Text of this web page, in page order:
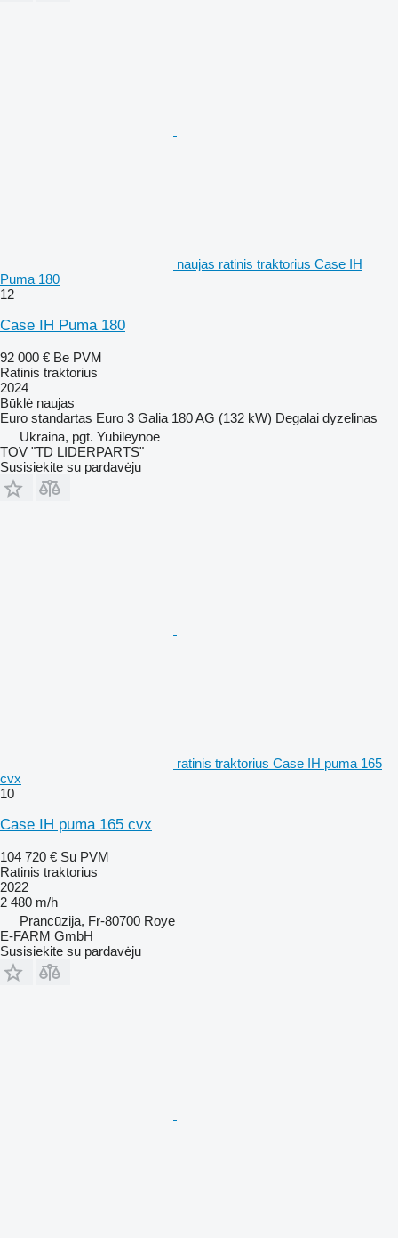
naujas ratinis traktorius Case IH
Puma 180
12
Case IH Puma 180
92 000 € Be PVM
Ratinis traktorius
2024
Būklė naujas
Euro standartas Euro 3 Galia 180 AG (132 kW) Degalai dyzelinas
Ukraina, pgt. Yubileynoe
TOV "TD LIDERPARTS"
Susisiekite su pardavėju
ratinis traktorius Case IH puma 165
cvx
10
Case IH puma 165 cvx
104 720 € Su PVM
Ratinis traktorius
2022
2 480 m/h
Prancūzija, Fr-80700 Roye
E-FARM GmbH
Susisiekite su pardavėju